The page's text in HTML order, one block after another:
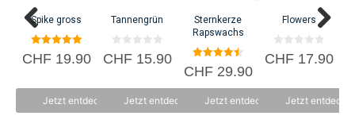
Spike gross
5.00
von 5
CHF19.90
Jetzt entdecken
Tannengrün
0
v
CHF15.90
Jetzt entdecken
Sternkerze
Rapswachs
4.50
von 5
CHF29.90
Jetzt entdecken
Flowers
0
v
CHF17.90
Jetzt